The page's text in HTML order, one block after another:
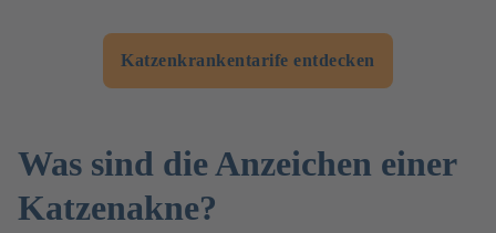
Katzenkrankentarife entdecken
Was sind die Anzeichen einer
Katzenakne?